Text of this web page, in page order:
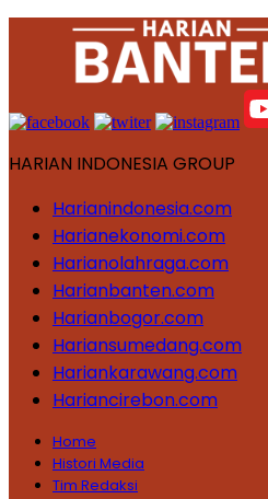
HARIAN INDONESIA GROUP
Harianindonesia.com
Harianekonomi.com
Harianolahraga.com
Harianbanten.com
Harianbogor.com
Hariansumedang.com
Hariankarawang.com
Hariancirebon.com
Home
Histori Media
Tim Redaksi